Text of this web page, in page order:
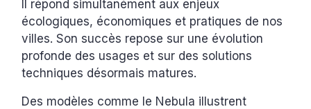
Il répond simultanément aux enjeux
écologiques, économiques et pratiques de nos
villes. Son succès repose sur une évolution
profonde des usages et sur des solutions
techniques désormais matures.
Des modèles comme le Nebula illustrent